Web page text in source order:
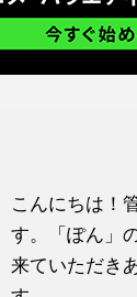
こんにちは！
す。「ぽん」
来ていただき